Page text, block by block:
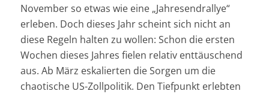
November so etwas wie eine „Jahresendrallye“
erleben. Doch dieses Jahr scheint sich nicht an
diese Regeln halten zu wollen: Schon die ersten
Wochen dieses Jahres fielen relativ enttäuschend
aus. Ab März eskalierten die Sorgen um die
chaotische US-Zollpolitik. Den Tiefpunkt erlebten